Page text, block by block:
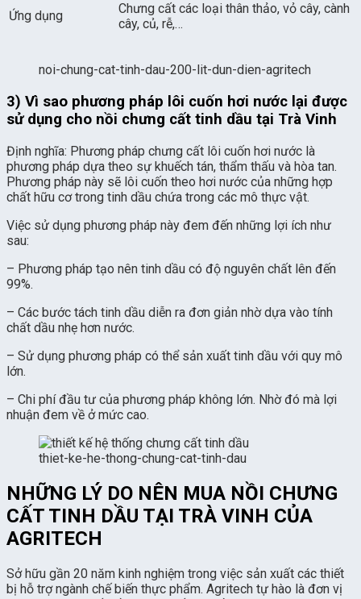
Ứng dụng
Chưng cất các loại thân thảo, vỏ cây, cành
cây, củ, rễ,…
noi-chung-cat-tinh-dau-200-lit-dun-dien-agritech
3) Vì sao phương pháp lôi cuốn hơi nước lại được
sử dụng cho nồi chưng cất tinh dầu tại Trà Vinh
Định nghĩa: Phương pháp chưng cất lôi cuốn hơi nước là
phương pháp dựa theo sự khuếch tán, thẩm thấu và hòa tan.
Phương pháp này sẽ lôi cuốn theo hơi nước của những hợp
chất hữu cơ trong tinh dầu chứa trong các mô thực vật.
Việc sử dụng phương pháp này đem đến những lợi ích như
sau:
– Phương pháp tạo nên tinh dầu có độ nguyên chất lên đến
99%.
– Các bước tách tinh dầu diễn ra đơn giản nhờ dựa vào tính
chất dầu nhẹ hơn nước.
– Sử dụng phương pháp có thể sản xuất tinh dầu với quy mô
lớn.
– Chi phí đầu tư của phương pháp không lớn. Nhờ đó mà lợi
nhuận đem về ở mức cao.
thiet-ke-he-thong-chung-cat-tinh-dau
NHỮNG LÝ DO NÊN MUA NỒI CHƯNG
CẤT TINH DẦU TẠI TRÀ VINH CỦA
AGRITECH
Sở hữu gần 20 năm kinh nghiệm trong việc sản xuất các thiết
bị hỗ trợ ngành chế biến thực phẩm. Agritech tự hào là đơn vị